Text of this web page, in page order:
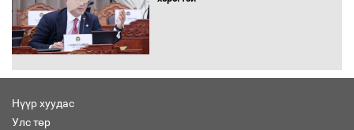
Нүүр хуудас
Улс төр